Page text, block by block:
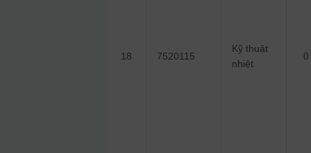
18 7520115
Kỹ thuật
nhiệt
0